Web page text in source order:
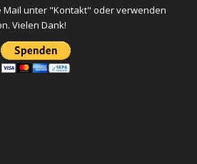
Mail unter "Kontakt" oder verwenden
Vielen Dank!